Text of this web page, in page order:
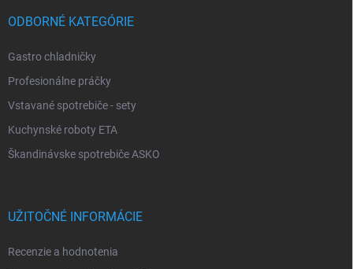
ODBORNÉ KATEGÓRIE
Gastro chladničky
Profesionálne práčky
Vstavané spotrebiče - sety
Kuchynské roboty ETA
Škandinávske spotrebiče ASKO
UŽITOČNÉ INFORMÁCIE
Recenzie a hodnotenia